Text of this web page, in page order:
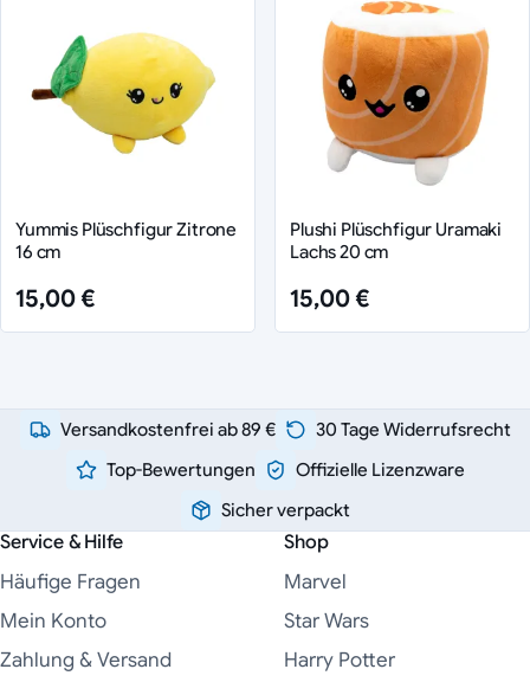
Yummis Plüschfigur Zitrone
16 cm
15,00 €
Plushi Plüschfigur Uramaki
Lachs 20 cm
15,00 €
Versandkostenfrei ab 89 €
30 Tage Widerrufsrecht
Top-Bewertungen
Offizielle Lizenzware
Sicher verpackt
Service & Hilfe
Häufige Fragen
Mein Konto
Zahlung & Versand
Shop
Marvel
Star Wars
Harry Potter